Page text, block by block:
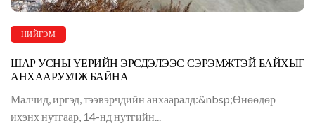
НИЙГЭМ
ШАР УСНЫ ҮЕРИЙН ЭРСДЭЛЭЭС СЭРЭМЖТЭЙ БАЙХЫГ
АНХААРУУЛЖ БАЙНА
Малчид, иргэд, тээвэрчдийн анхааралд:&nbsp;Өнөөдөр
ихэнх нутгаар, 14-нд нутгийн...